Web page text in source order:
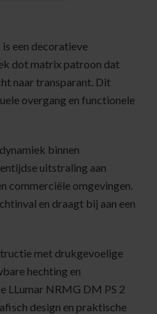
een decoratieve
dot matrix patroon dat
naar transparant. Dit
overgang en functionele
binnen
uitstraling aan
commerciële omgevingen.
en draagt bij aan een
met drukgevoelige
hechting en
LLumar NRMG DM PS 2
design en praktische